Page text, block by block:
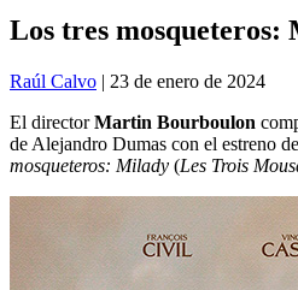
Los tres mosqueteros:
Raúl Calvo | 23 de enero de 2024
El directorMartin Bourboulon
de Alejandro Dumas con el estreno
mosqueteros: Milady (Les Trois